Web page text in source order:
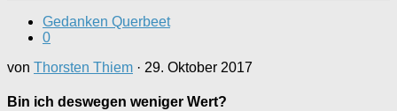
Gedanken Querbeet
0
von Thorsten Thiem · 29. Oktober 2017
Bin ich deswegen weniger Wert?